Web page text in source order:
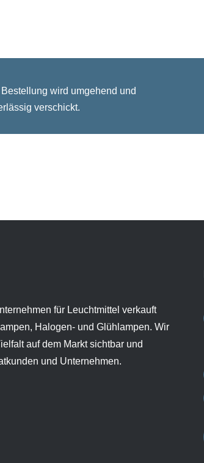
Bestellung wird umgehend und
verschickt.
für Leuchtmittel verkauft
Halogen- und Glühlampen. Wir
auf dem Markt sichtbar und
und Unternehmen.